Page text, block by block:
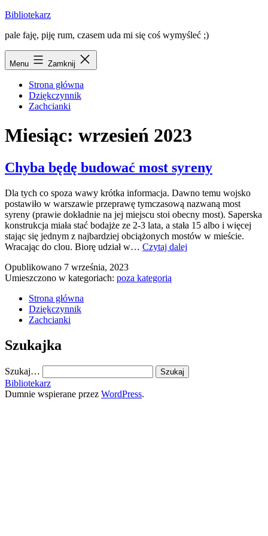
Przejdź
treści
Bibliotekarz
pale faję, piję rum, czasem uda mi się coś wymyśleć ;)
Menu Zamknij
Strona główna
Dziękczynnik
Zachcianki
Miesiąc: wrzesień 2023
Chyba będę budować most syreny
Dla tych co spoza wawy krótka informacja. Dawno temu wojsko
postawiło w warszawie przeprawę tymczasową nazwaną most
syreny (prawie dokładnie na jej miejscu stoi obecny most). Saperska
konstrukcja miała stać bodajże ze 2-3 lata, a stała 15 albo i więcej
stając się jednym z najbardziej obciążonych mostów w mieście.
Wracając do clou. Biorę udział w… Czytaj dalej
Opublikowano 7 września, 2023
Umieszczono w kategoriach: poza kategorią
Strona główna
Dziękczynnik
Zachcianki
Szukajka
Szukaj…
Bibliotekarz
Dumnie wspierane przez WordPress.